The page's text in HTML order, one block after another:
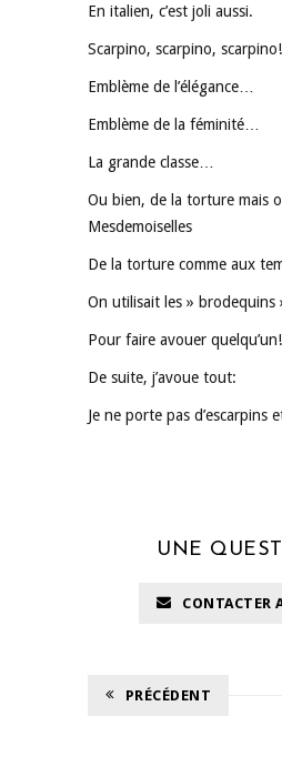
En italien, c’est joli aussi.
Scarpino, scarpino, scarpino!
Emblème de l’élégance…
Emblème de la féminité…
La grande classe…
Ou bien, de la torture mais
Mesdemoiselles
De la torture comme aux
On utilisait les » brodequins
Pour faire avouer quelqu’un!
De suite, j’avoue tout:
Je ne porte pas d’escarpins
UNE
CONTACTER
PRÉCÉDENT